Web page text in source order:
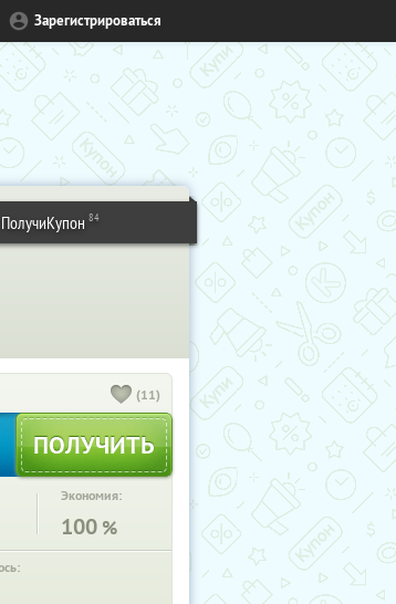
Зарегистрироваться
ПолучиКупон 84
(11)
Экономия:
100 %